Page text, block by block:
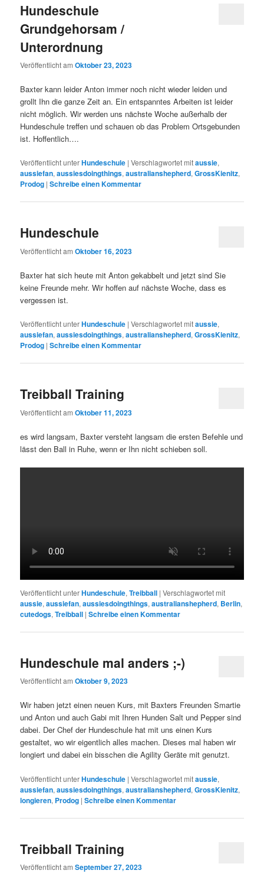
Hundeschule
Grundgehorsam /
Unterordnung
Veröffentlicht amOktober 23, 2023
Baxter kann leider Anton immer noch nicht wieder leiden und
grollt Ihn die ganze Zeit an. Ein entspanntes Arbeiten ist leider
nicht möglich. Wir werden uns nächste Woche außerhalb der
Hundeschule treffen und schauen ob das Problem Ortsgebunden
ist. Hoffentlich….
Veröffentlicht unterHundeschule |Verschlagwortet mitaussie,
aussiefan,aussiesdoingthings,australianshepherd,GrossKienitz,
Prodog |Schreibe einen Kommentar
Hundeschule
Veröffentlicht amOktober 16, 2023
Baxter hat sich heute mit Anton gekabbelt und jetzt sind Sie
keine Freunde mehr. Wir hoffen auf nächste Woche, dass es
vergessen ist.
Veröffentlicht unterHundeschule |Verschlagwortet mitaussie,
aussiefan,aussiesdoingthings,australianshepherd,GrossKienitz,
Prodog |Schreibe einen Kommentar
Treibball Training
Veröffentlicht amOktober 11, 2023
es wird langsam, Baxter versteht langsam die ersten Befehle und
lässt den Ball in Ruhe, wenn er Ihn nicht schieben soll.
Veröffentlicht unterHundeschule,Treibball |Verschlagwortet mit
aussie,aussiefan,aussiesdoingthings,australianshepherd, Berlin,
cutedogs,Treibball |Schreibe einen Kommentar
Hundeschule mal anders ;-)
Veröffentlicht amOktober 9, 2023
Wir haben jetzt einen neuen Kurs, mit Baxters Freunden Smartie
und Anton und auch Gabi mit Ihren Hunden Salt und Pepper sind
dabei. Der Chef der Hundeschule hat mit uns einen Kurs
gestaltet, wo wir eigentlich alles machen. Dieses mal haben wir
longiert und dabei ein bisschen die Agility Geräte mit genutzt.
Veröffentlicht unterHundeschule |Verschlagwortet mitaussie,
aussiefan,aussiesdoingthings,australianshepherd,GrossKienitz,
longieren, Prodog |Schreibe einen Kommentar
Treibball Training
Veröffentlicht amSeptember 27, 2023